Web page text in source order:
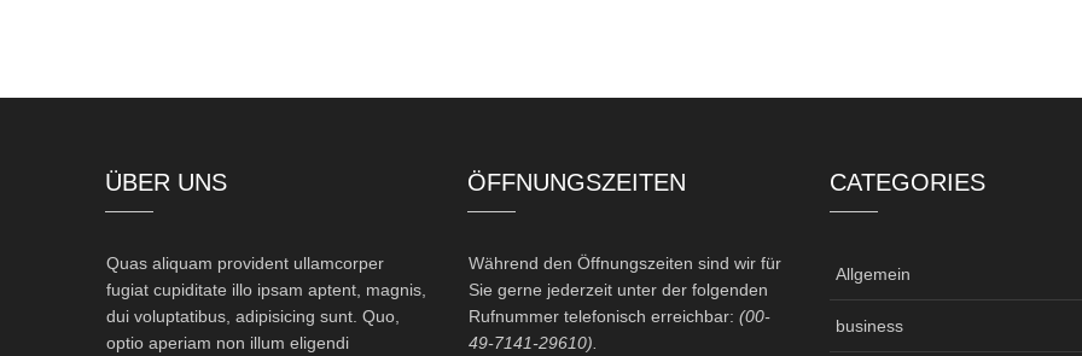
ÜBER UNS
Quas aliquam provident ullamcorper
fugiat cupiditate illo ipsam aptent, magnis,
dui voluptatibus, adipisicing sunt. Quo,
optio aperiam non illum eligendi
ÖFFNUNGSZEITEN
Während den Öffnungszeiten sind wir für
Sie gerne jederzeit unter der folgenden
Rufnummer telefonisch erreichbar: (00-
49-7141-29610).
CATEGORIES
Allgemein
business